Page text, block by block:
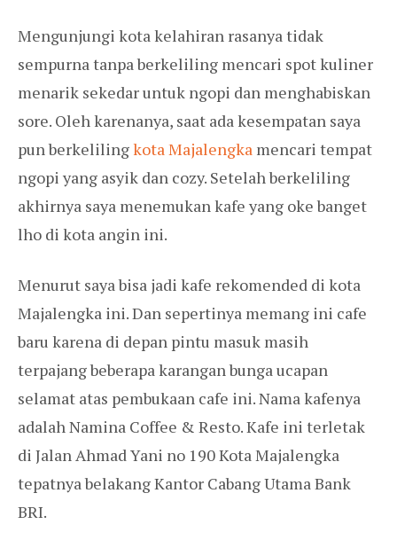
Mengunjungi kota kelahiran rasanya tidak
sempurna tanpa berkeliling mencari spot kuliner
menarik sekedar untuk ngopi dan menghabiskan
sore. Oleh karenanya, saat ada kesempatan saya
pun berkelilingkota Majalengka mencari tempat
ngopi yang asyik dan cozy. Setelah berkeliling
akhirnya saya menemukan kafe yang oke banget
lho di kota angin ini.
Menurut saya bisa jadi kafe rekomended di kota
Majalengka ini. Dan sepertinya memang ini cafe
baru karena di depan pintu masuk masih
terpajang beberapa karangan bunga ucapan
selamat atas pembukaan cafe ini. Nama kafenya
adalah Namina Coffee & Resto. Kafe ini terletak
di Jalan Ahmad Yani no 190 Kota Majalengka
tepatnya belakang Kantor Cabang Utama Bank
BRI.